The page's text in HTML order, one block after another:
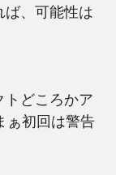
ば、可能性は
トどころかア
ぁ初回は警告